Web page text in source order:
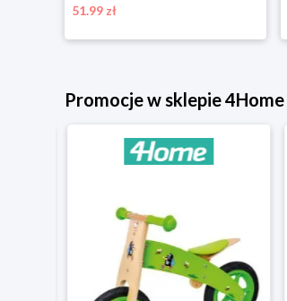
51.99 zł
Promocje w sklepie 4Home